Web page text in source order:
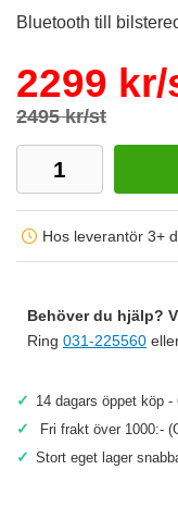
Bluetooth till
2299
2495 kr/st
Hos leverantör 3+
Behöver du hjälp?
Ring 031-225560
✓ 14 dagars öppet köp
✓ Fri frakt över 1000:-
✓ Stort eget lager